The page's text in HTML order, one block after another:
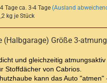
ca. 3-4 Tage (Ausland
kg je Stück
(Halbgarage) Größe 3-
und gleichzeitig
Stoffdächer von Cabrios.
kann das Auto "atmen"